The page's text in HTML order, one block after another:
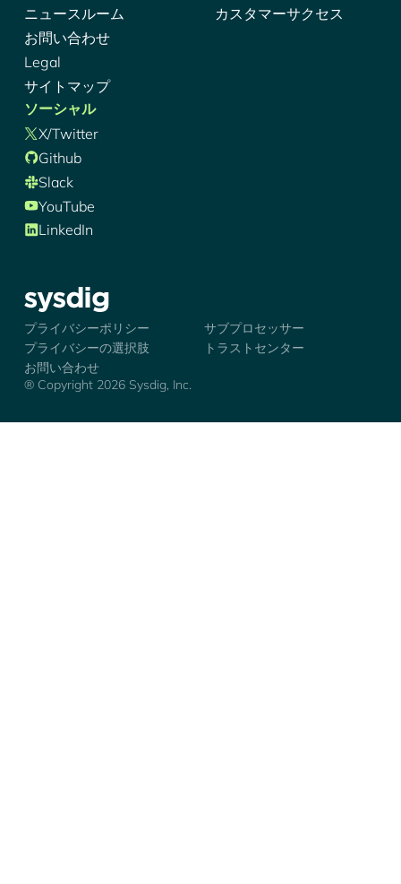
ニュースルーム
お問い合わせ
Legal
サイトマップ
カスタマーサクセス
ソーシャル
X/Twitter
Github
Slack
YouTube
LinkedIn
シズディグ-ロゴ
® Copyright 2026 Sysdig, Inc.
プライバシーポリシー
サブプロセッサー
プライバシーの選択肢
トラストセンター
お問い合わせ